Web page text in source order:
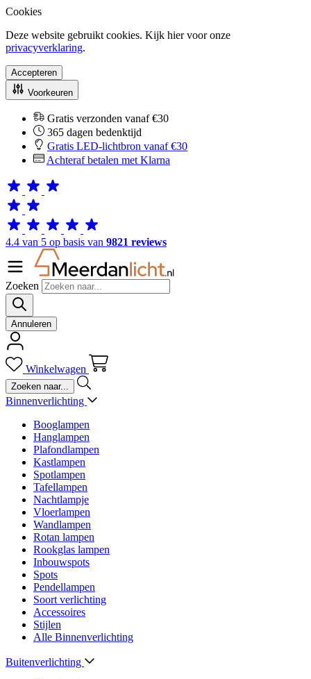
Cookies
Deze website gebruikt cookies. Kijk hier voor onze
privacyverklaring.
Accepteren
Voorkeuren
Gratis verzonden vanaf €30
365 dagen bedenktijd
Gratis LED-lichtbron vanaf €30
Achteraf betalen met Klarna
4.4 van 5 op basis van 9821 reviews
Zoeken
Annuleren
Winkelwagen
Binnenverlichting
Booglampen
Hanglampen
Plafondlampen
Kastlampen
Spotlampen
Tafellampen
Nachtlampje
Vloerlampen
Wandlampen
Rotan lampen
Rookglas lampen
Inbouwspots
Spots
Pendellampen
Soort verlichting
Accessoires
Stijlen
Alle Binnenverlichting
Buitenverlichting